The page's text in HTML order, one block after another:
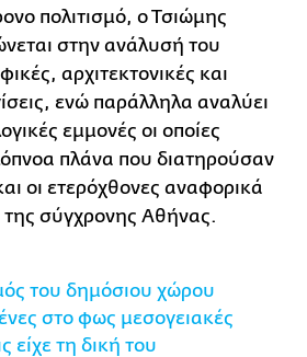
πολιτισμό, ο Τσιώμης
στην ανάλυσή του
αρχιτεκτονικές και
ενώ παράλληλα αναλύει
εμμονές οι οποίες
πλάνα που διατηρούσαν
οι ετερόχθονες αναφορικά
σύγχρονης Αθήνας.
του δημόσιου χώρου
στο φως μεσογειακές
είχε τη δική του